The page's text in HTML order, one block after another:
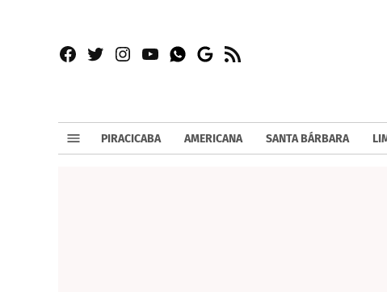
Facebook
TwitterInstagram
YouTubeWhatsapp
Google
RSS
PIRACICABA AMERICANA SANTA BÁRBARA